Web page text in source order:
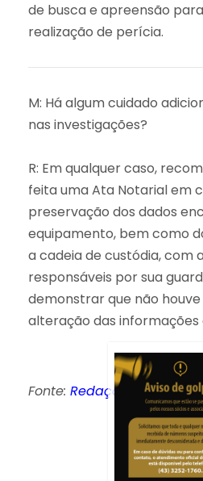
de busca e apreensão
realização de perícia.
M: Há algum cuidado
nas investigações?
R: Em qualquer caso,
feita uma Ata Notarial em
preservação dos dados
equipamento, bem como
a cadeia de custódia, com
responsáveis por sua
demonstrar que não
alteração das informações
Fonte: Redação do